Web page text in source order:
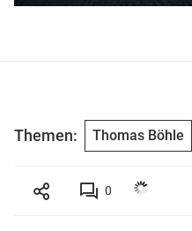
Themen: Thomas Böhle
0